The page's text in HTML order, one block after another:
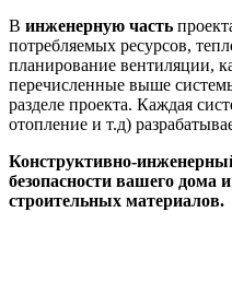
В инженерную часть
потребляемых ресурсов,
планирование вентиляции,
перечисленные выше
разделе проекта. Каждая
отопление и т.д)
Конструктивно-
безопасности вашего дома
строительных материалов.